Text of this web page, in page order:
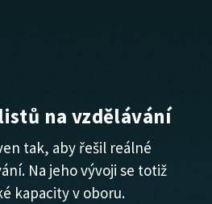
na vzdělávání
tak, aby řešil reálné
Na jeho vývoji se totiž
kapacity v oboru.